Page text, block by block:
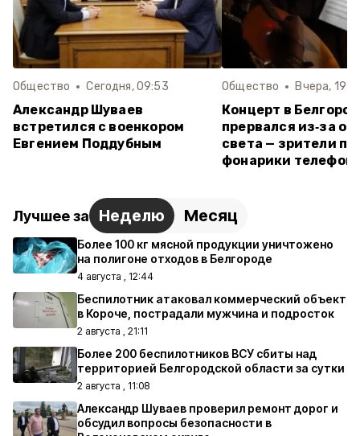
Общество Сегодня, 09:53
Александр Шуваев
встретился с военкором
Евгением Поддубным
Общество Вчера,
Концерт в
прервался из‑за
света — зрители
фонарики
Лучшее за Неделю Месяц
Более 100 кг мясной продукции уничтожено
на полигоне отходов в Белгороде
4 августа , 12:44
Беспилотник атаковал коммерческий объект
в Короче, пострадали мужчина и подросток
2 августа , 21:11
Более 200 беспилотников ВСУ сбиты над
территорией Белгородской области за сутки
2 августа , 11:08
Александр Шуваев проверил ремонт дорог и
обсудил вопросы безопасности в